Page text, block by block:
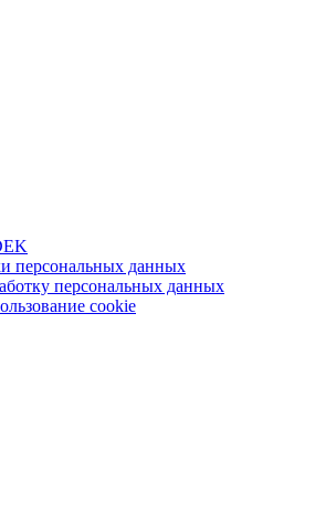
персональных данных
персональных данных
cookie